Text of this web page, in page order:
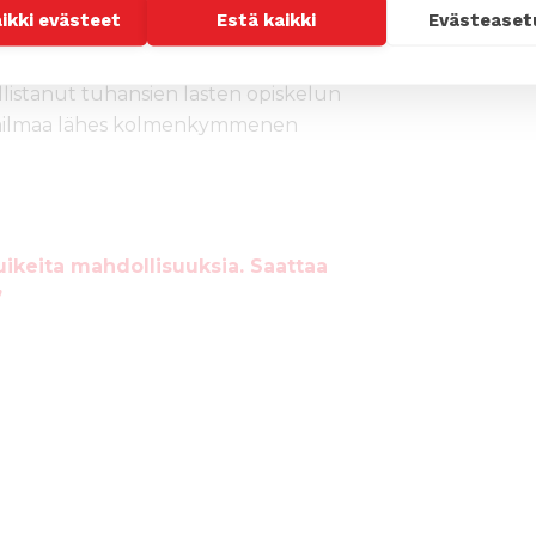
evästeet Estä kaikki
voidaan varmistaa, että
eivät unohdu.
tuhansien lasten opiskelun
lähes kolmenkymmenen
mahdollisuuksia. Saattaa